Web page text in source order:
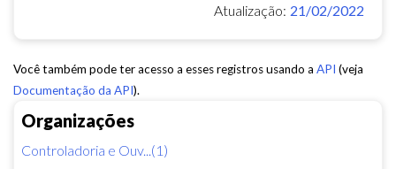
Organizações
Controladoria e Ouv...(1)
Atualização: 21/02/2022
Você também pode ter acesso a esses registros usando a API (veja
Documentação da API).